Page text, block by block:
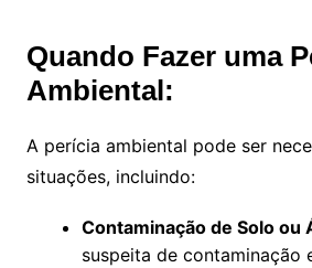
Quando Fazer uma
Ambiental:
A perícia ambiental pode ser
situações, incluindo:
Contaminação de Solo ou
suspeita de contaminação